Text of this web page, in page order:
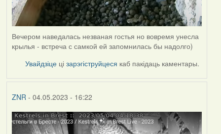
Вечером наведалась незваная гостья но вовремя унесла
крылья - встреча с самкой ей запомнилась бы надолго)
Увайдзіце цізарэгіструйцеся каб пакідаць каментары.
ZNR - 04.05.2023 - 16:22